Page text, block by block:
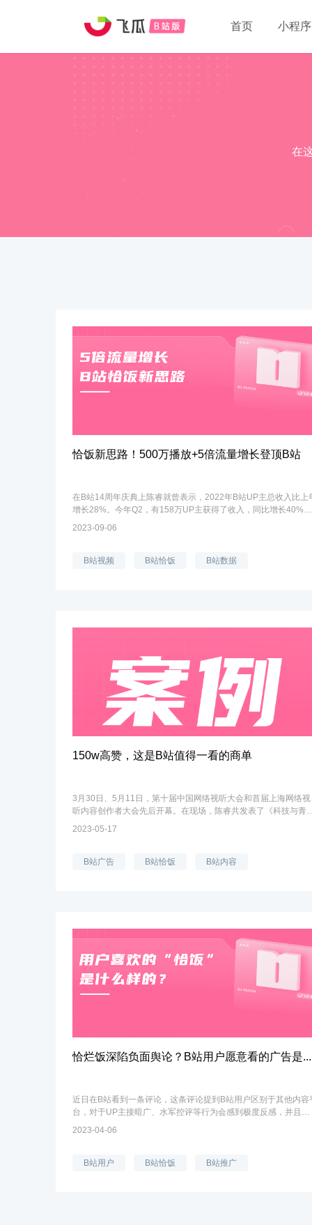
首页 小程序
在
恰饭新思路！500万播放+5倍流量增长登顶B站
在B站14周年庆典上陈睿就曾表示，2022年B站UP主总收入比上
增长28%。今年Q2，有158万UP主获得了收入，同比增长40%。
来源-B站直至今年上半年结束，B站给出广告业务亮点数据中显
2023-09-06
B站视频 B站恰饭 B站数据
150w高赞，这是B站值得一看的商单
3月30日、5月11日，第十届中国网络视听大会和首届上海网络视
听内容创作者大会先后开幕。在现场，陈睿共发表了《科技与青
的双向奔赴》、《B站，高质量内容的沃土》两次主题演讲。陈睿
2023-05-17
B站广告 B站恰饭 B站内容
恰烂饭深陷负面舆论？B站用户愿意看的广告是...
近日在B站看到一条评论，这条评论提到B站用户区别于其他内容
台，对于UP主接暗广、水军控评等行为会感到极度反感，并且是
大部分人都会产生负面情绪，更有评论总结发言：“说白了，讨厌
2023-04-06
B站用户 B站恰饭 B站推广